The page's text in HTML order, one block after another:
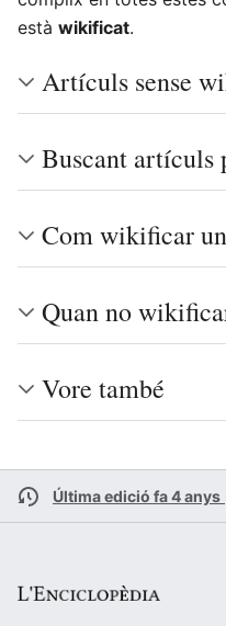
està wikificat.
Artículs sense
Buscant
Com wikificar
Quan no
Vore també
Última edició fa 4 anys